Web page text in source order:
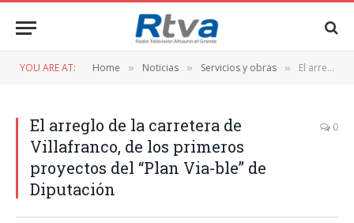
YOU ARE AT: Home » Noticias » Servicios y obras » El arreglo de la carretera de Villafranco, de los primeros proyectos del “Plan Via-ble” de Diputación
El arreglo de la carretera de
Villafranco, de los primeros
proyectos del “Plan Via-ble” de
Diputación
0